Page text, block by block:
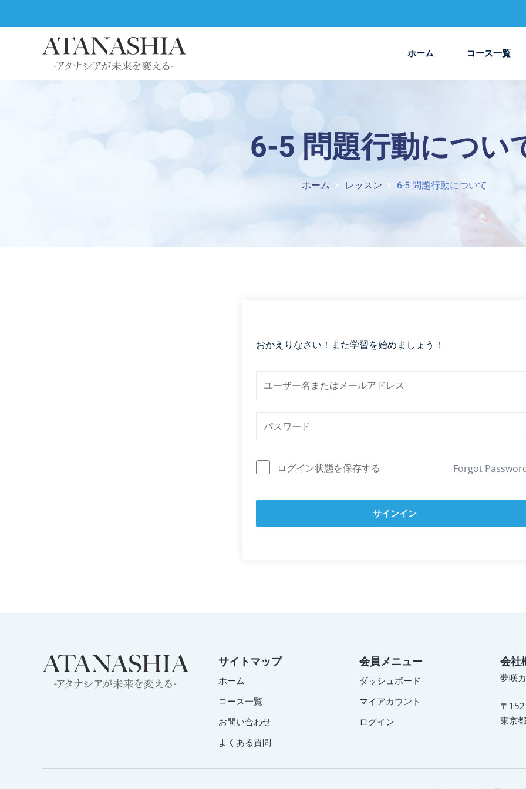
ホーム コース一覧
6-5 問題行動につい
ホーム レッスン 6-5 問題行動について
おかえりなさい！また学習を始めましょう！
ログイン状態を保存する Forgot
サインイン
サイトマップ
ホーム
コース一覧
お問い合わせ
よくある質問
会員メニュー
ダッシュボード
マイアカウント
ログイン
会社
夢咲
〒
東京